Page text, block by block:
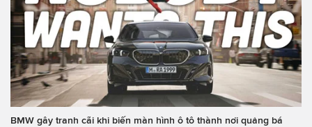
BMW gây tranh cãi khi biến màn hình ô tô thành nơi quảng bá